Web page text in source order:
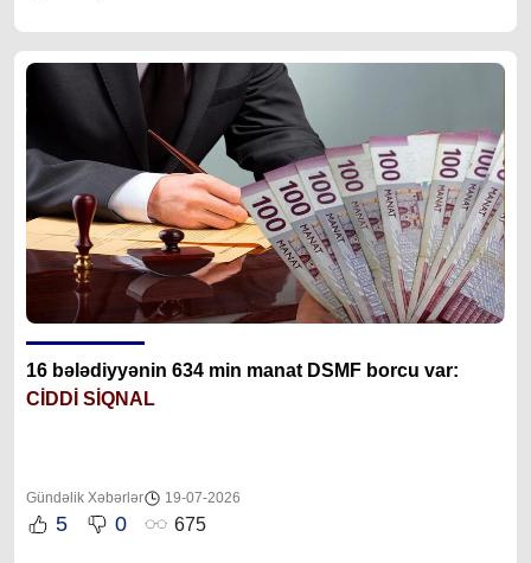
16 bələdiyyənin 634 min manat DSMF borcu var:
CİDDİ SİQNAL
Gündəlik Xəbərlər 19-07-2026
5 0 675